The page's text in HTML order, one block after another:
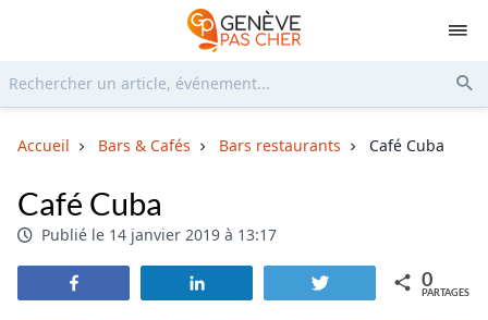
Accueil Bars & Cafés Bars restaurants Café Cuba
Café Cuba
Publié le 14 janvier 2019 à 13:17
Tweetez 0
PARTAGES